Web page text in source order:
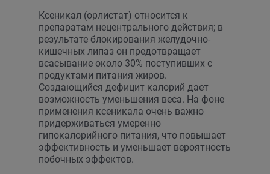
Ксеникал (орлистат) относится к
препаратам нецентрального действия; в
результате блокирования желудочно-
кишечных липаз он предотвращает
всасывание около 30% поступивших с
продуктами питания жиров.
Создающийся дефицит калорий дает
возможность уменьшения веса. На фоне
применения ксеникала очень важно
придерживаться умеренно
гипокалорийного питания, что повышает
эффективность и уменьшает вероятность
побочных эффектов.